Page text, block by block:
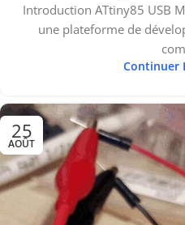
Introduction ATtiny85 USB
une plateforme de
Continuer
25
AOÛT